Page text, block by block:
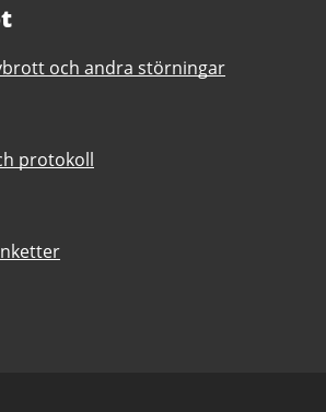
och andra störningar
protokoll